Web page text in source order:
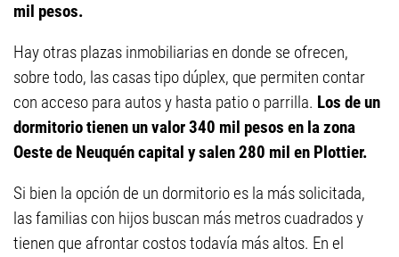
mil pesos.
Hay otras plazas inmobiliarias en donde se ofrecen,
sobre todo, las casas tipo dúplex, que permiten contar
con acceso para autos y hasta patio o parrilla. Los de un
dormitorio tienen un valor 340 mil pesos en la zona
Oeste de Neuquén capital y salen 280 mil en Plottier.
Si bien la opción de un dormitorio es la más solicitada,
las familias con hijos buscan más metros cuadrados y
tienen que afrontar costos todavía más altos. En el